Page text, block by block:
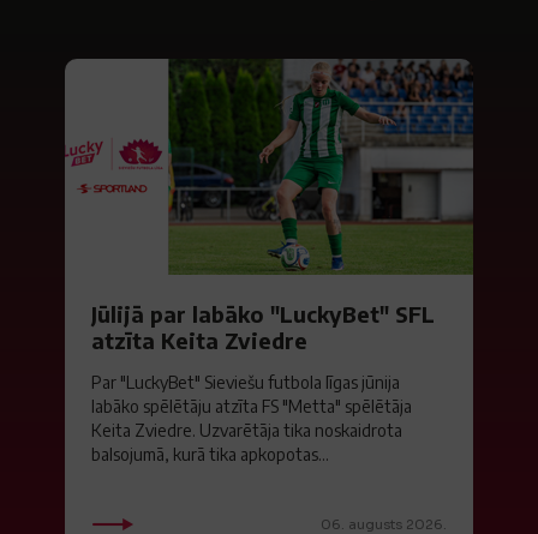
Jūlijā par labāko "LuckyBet" SFL
atzīta Keita Zviedre
Par "LuckyBet" Sieviešu futbola līgas jūnija
labāko spēlētāju atzīta FS "Metta" spēlētāja
Keita Zviedre. Uzvarētāja tika noskaidrota
balsojumā, kurā tika apkopotas...
06. augusts 2026.